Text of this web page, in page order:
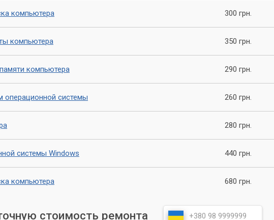
работы вашего компьютера.
компьютера 300 грн.
компьютера 350 грн.
компьютера 290 грн.
операционной системы 260 грн.
280 грн.
системы Windows 440 грн.
компьютера 680 грн.
стоимость ремонта